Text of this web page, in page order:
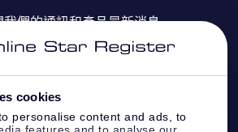
cookies
personalise content and ads, to
features and to analyse our
Page
我們的通訊和產品最新消息